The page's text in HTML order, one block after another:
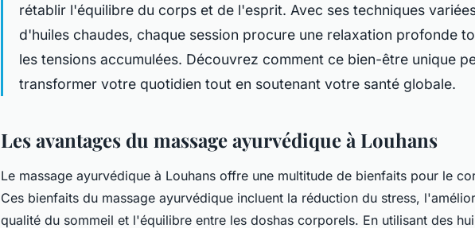
rétablir l'équilibre du corps et de l'esprit. Avec ses techniques
d'huiles chaudes, chaque session procure une relaxation profonde
les tensions accumulées. Découvrez comment ce bien-être unique
transformer votre quotidien tout en soutenant votre santé globale.
Les avantages du massage ayurvédique à Louhans
Le massage ayurvédique à Louhans offre une multitude de bienfaits pour le
Ces bienfaits du massage ayurvédique incluent la réduction du stress,
qualité du sommeil et l'équilibre entre les doshas corporels. En utilisant des